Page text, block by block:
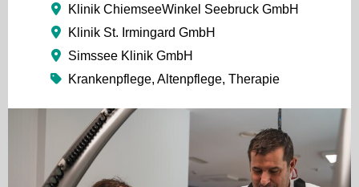
Klinik ChiemseeWinkel Seebruck GmbH
Klinik St. Irmingard GmbH
Simssee Klinik GmbH
Krankenpflege, Altenpflege, Therapie